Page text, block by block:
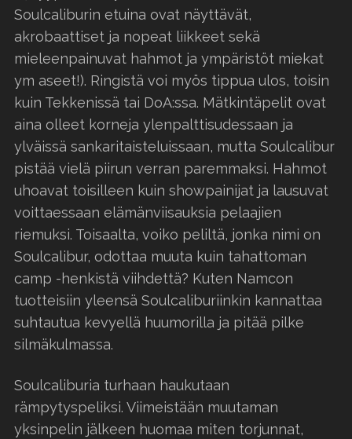
Soulcaliburin etuina ovat näyttävät,
akrobaattiset ja nopeat liikkeet sekä
mieleenpainuvat hahmot ja ympäristöt miekat
ym aseet!). Ringistä voi myös tippua ulos, toisin
kuin Tekkenissä tai DoA:ssa. Mätkintäpelit ovat
aina olleet korneja ylenpalttisudessaan ja
ylväissä sankaritaisteluissaan, mutta Soulcalibur
pistää vielä piirun verran paremmaksi. Hahmot
uhoavat toisilleen kuin showpainijat ja lausuvat
voittaessaan elämänviisauksia pelaajien
riemuksi. Toisaalta, voiko peliltä, jonka nimi on
Soulcalibur, odottaa muuta kuin tahattoman
camp -henkistä viihdettä? Kuten Namcon
tuotteisiin yleensä Soulcaliburiinkin kannattaa
suhtautua kevyellä huumorilla ja pitää pilke
silmäkulmassa.
Soulcaliburia turhaan haukutaan
rämpytyspeliksi. Viimeistään muutaman
yksinpelin jälkeen huomaa miten torjunnat,